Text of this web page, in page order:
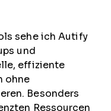
sehe ich Autify
und
effiziente
ohne
Besonders
Ressourcen